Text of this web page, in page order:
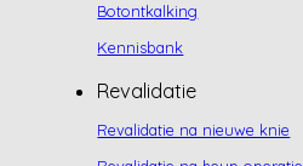
Botontkalking
Kennisbank
Revalidatie
Revalidatie na nieuwe knie